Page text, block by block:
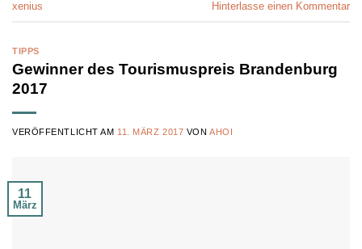
xenius
Hinterlasse einen Kommentar
TIPPS
Gewinner des Tourismuspreis Brandenburg
2017
VERÖFFENTLICHT AM 11. MÄRZ 2017 VONAHOI
11
März